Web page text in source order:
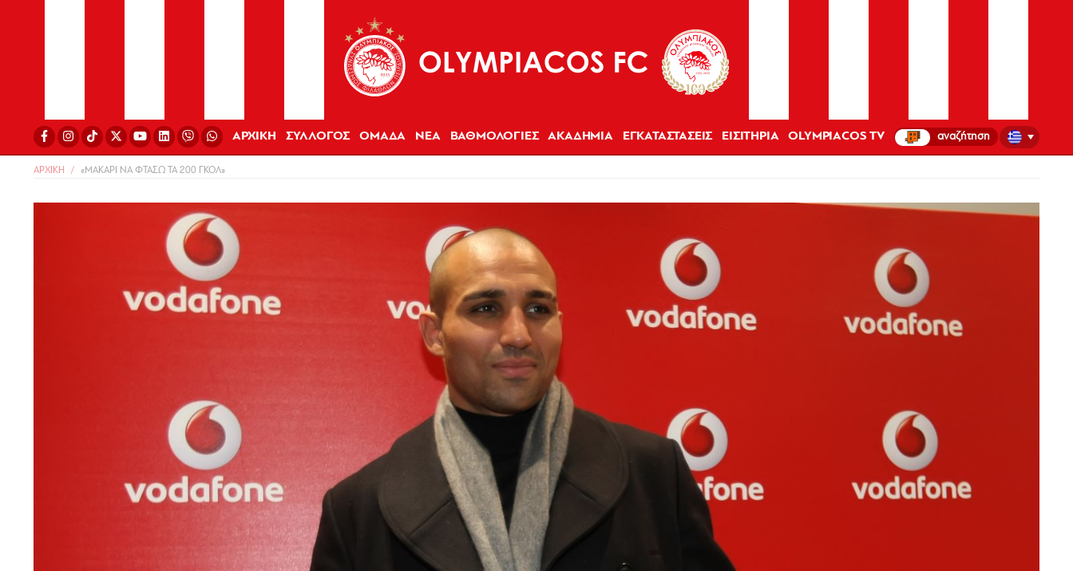
ΑΡΧΙΚΗ ΣΥΛΛΟΓΟΣ ΟΜΑΔΑ ΝΕΑ ΒΑΘΜΟΛΟΓΙΕΣ ΑΚΑΔΗΜΙΑ ΕΓΚΑΤΑΣΤΑΣΕΙΣ ΕΙΣΙΤΗΡΙΑ OLYMPIACOS TV
ΑΡΧΙΚΗ «ΜΑΚΑΡΙ ΝΑ ΦΤΑΣΩ ΤΑ 200 ΓΚΟΛ»